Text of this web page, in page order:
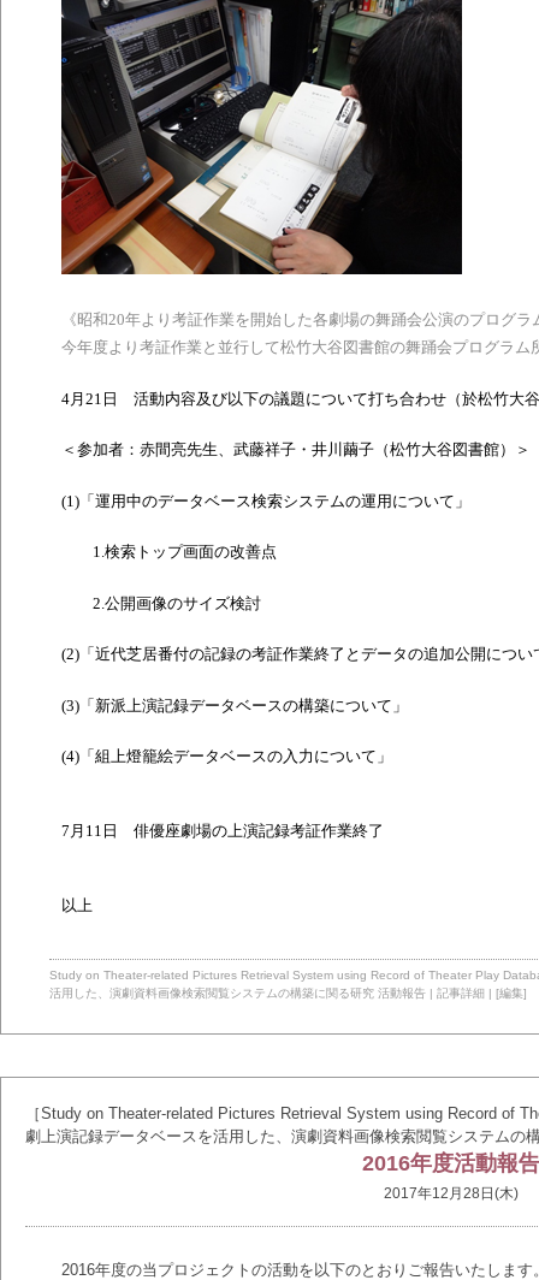
《昭和20年より考証作業を開始した各劇場の舞踊会公演のプログラ
今年度より考証作業と並行して松竹大谷図書館の舞踊会プログラ
4 月21 日 活動内容及び以下の議題について打ち合わせ（於松竹大
＜参加者：赤間亮先生、武藤祥子・井川繭子（松竹大谷図書館）＞
(1) 「運用中のデータベース検索システムの運用について」
1.検索トップ画面の改善点
2. 公開画像のサイズ検討
(2) 「近代芝居番付の記録の考証作業終了とデータの追加公開につい
(3) 「新派上演記録データベースの構築について」
(4) 「組上燈籠絵データベースの入力について」
7 月 11 日 俳優座劇場の上演記録考証作業終了
以上
Study on Theater-related Pictures Retrieval System using Record of Theater Play
活用した、演劇資料画像検索閲覧システムの構築に関る研究 活動報告 | 記事詳細 | [編集]
［Study on Theater-related Pictures Retrieval System using Record of
劇上演記録データベースを活用した、演劇資料画像検索閲覧システムの
2016年度活動報告
2017年12月28日(木)
2016年度の当プロジェクトの活動を以下のとおりご報告いたします